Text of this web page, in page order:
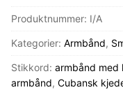
antall
Produktnummer: I/A
Kategorier: Armbånd,
Stikkord: armbånd med
armbånd, Cubansk